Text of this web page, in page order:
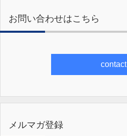
お問い合わせはこちら
contact
メルマガ登録